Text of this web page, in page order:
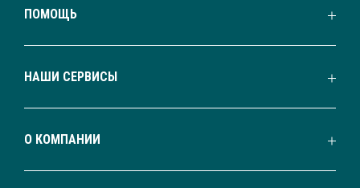
ПОМОЩЬ
НАШИ СЕРВИСЫ
О КОМПАНИИ